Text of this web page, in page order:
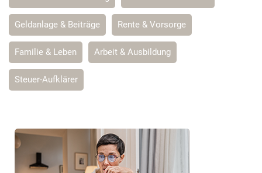
Geldanlage & Beiträge Rente & Vorsorge
Familie & Leben Arbeit & Ausbildung
Steuer-Aufklärer